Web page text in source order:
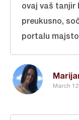
March
ovaj vaš tanjir
preukusno,
portalu